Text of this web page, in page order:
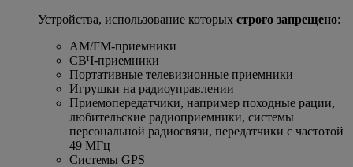
Устройства, использование которых строго запрещено:
AM/FM-приемники
СВЧ-приемники
Портативные телевизионные приемники
Игрушки на радиоуправлении
Приемопередатчики, например походные рации,
любительские радиоприемники, системы
персональной радиосвязи, передатчики с частотой
49 МГц
Системы GPS